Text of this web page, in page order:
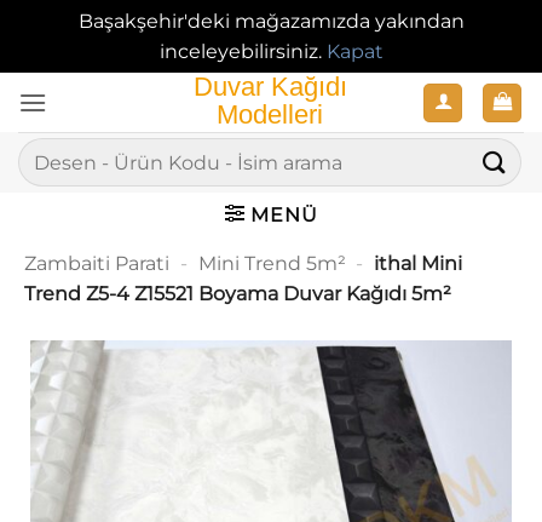
Başakşehir'deki mağazamızda yakından
inceleyebilirsiniz. Kapat
atla
Ara:
MENÜ
Zambaiti Parati - Mini Trend 5m² - ithal Mini
Trend Z5-4 Z15521 Boyama Duvar Kağıdı 5m²